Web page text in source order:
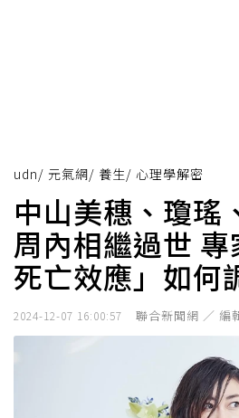
udn/ 元氣網/ 養生/ 心理學解密
中山美穗、瓊瑤
周內相繼過世
死亡效應」如何
2024-12-07 16:00:57 聯合新聞網 ／ 編